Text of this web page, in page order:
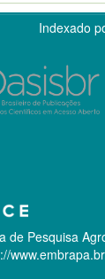
Indexado
de Pesquisa